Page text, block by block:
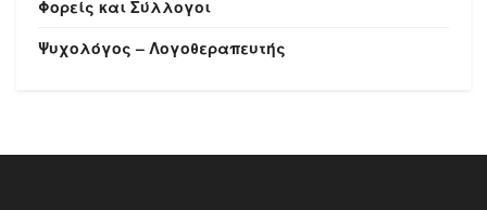
Φορείς και Σύλλογοι
Ψυχολόγος – Λογοθεραπευτής